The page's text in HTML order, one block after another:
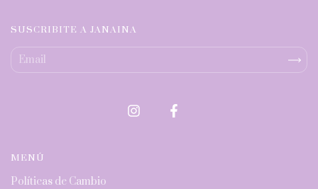
SUSCRIBITE A JANAINA
MENÚ
Políticas de Cambio